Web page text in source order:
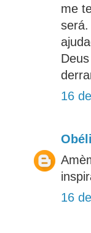
me
16
16